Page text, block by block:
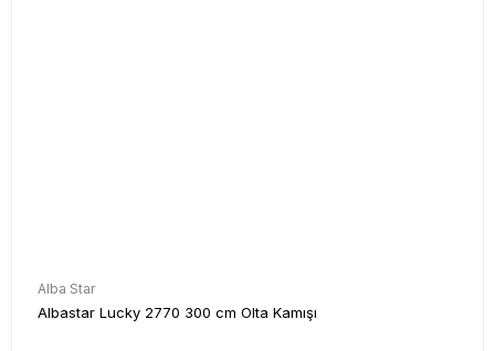
Alba Star
Albastar Lucky 2770 300 cm Olta Kamışı